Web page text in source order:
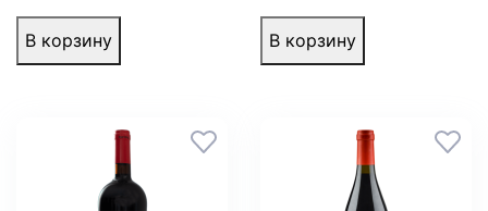
В корзину В корзину